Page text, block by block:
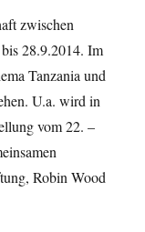
zwischen
28.9.2014. Im
Tanzania und
U.a. wird in
vom 22. –
Robin Wood